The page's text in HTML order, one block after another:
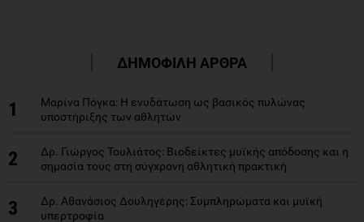
ΔΗΜΟΦΙΛΗ ΑΡΘΡΑ
1
Μαρίνα Πόγκα: Η ενυδάτωση ως βασικός πυλώνας
υποστήριξης των αθλητών
2
Δρ. Γιώργος Τουλιάτος: Βιοδείκτες μυϊκής απόδοσης και η
σημασία τους στη σύγχρονη αθλητική πρακτική
3
Δρ. Αθανάσιος Δουληγέρης: Συμπληρώματα και μυϊκή
υπερτροφία